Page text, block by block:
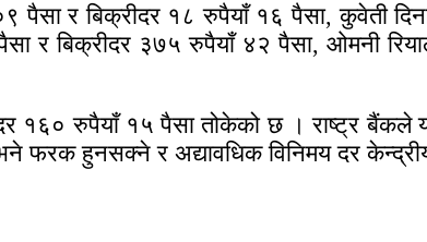
र बिक्रीदर १८ रुपैयाँ १६ पैसा, कुवेती
र बिक्रीदर ३७५ रुपैयाँ ४२ पैसा, ओमनी
१६० रुपैयाँ १५ पैसा तोकेको छ । राष्ट्र
फरक हुनसक्ने र अद्यावधिक विनिमय दर